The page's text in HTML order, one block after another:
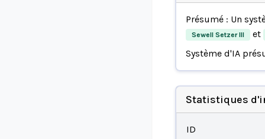
Présumé : Un
Sewell Setzer III
et
Système d'IA
Statistiques
ID